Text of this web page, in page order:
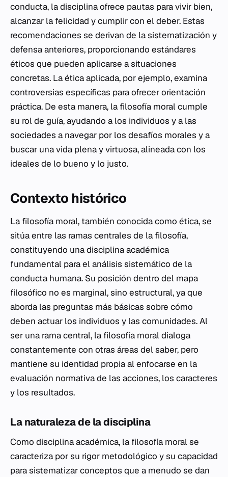
conducta, la disciplina ofrece pautas para vivir bien,
alcanzar la felicidad y cumplir con el deber. Estas
recomendaciones se derivan de la sistematización y
defensa anteriores, proporcionando estándares
éticos que pueden aplicarse a situaciones
concretas. La ética aplicada, por ejemplo, examina
controversias específicas para ofrecer orientación
práctica. De esta manera, la filosofía moral cumple
su rol de guía, ayudando a los individuos y a las
sociedades a navegar por los desafíos morales y a
buscar una vida plena y virtuosa, alineada con los
ideales de lo bueno y lo justo.
Contexto histórico
La filosofía moral, también conocida como ética, se
sitúa entre las ramas centrales de la filosofía,
constituyendo una disciplina académica
fundamental para el análisis sistemático de la
conducta humana. Su posición dentro del mapa
filosófico no es marginal, sino estructural, ya que
aborda las preguntas más básicas sobre cómo
deben actuar los individuos y las comunidades. Al
ser una rama central, la filosofía moral dialoga
constantemente con otras áreas del saber, pero
mantiene su identidad propia al enfocarse en la
evaluación normativa de las acciones, los caracteres
y los resultados.
La naturaleza de la disciplina
Como disciplina académica, la filosofía moral se
caracteriza por su rigor metodológico y su capacidad
para sistematizar conceptos que a menudo se dan